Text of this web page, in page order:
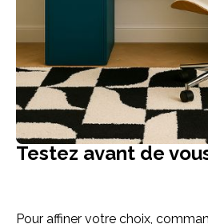
Testez avant de
Pour affiner votre choix,